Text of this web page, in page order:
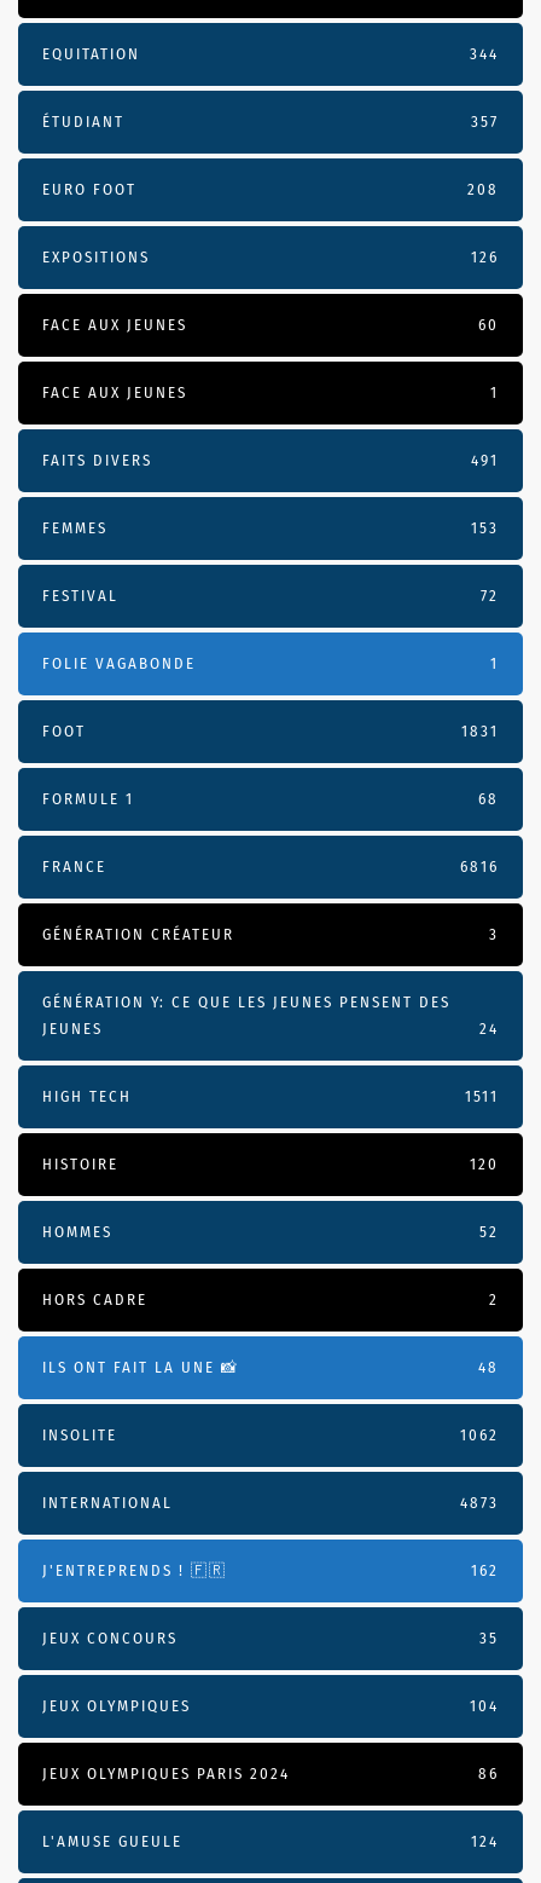
EQUITATION 344
ÉTUDIANT 357
EURO FOOT 208
EXPOSITIONS 126
FACE AUX JEUNES 60
FACE AUX JEUNES 1
FAITS DIVERS 491
FEMMES 153
FESTIVAL 72
FOLIE VAGABONDE 1
FOOT 1831
FORMULE 1 68
FRANCE 6816
GÉNÉRATION CRÉATEUR 3
GÉNÉRATION Y: CE QUE LES JEUNES PENSENT DES
JEUNES
24
HIGH TECH 1511
HISTOIRE 120
HOMMES 52
HORS CADRE 2
ILS ONT FAIT LA UNE 📸 48
INSOLITE 1062
INTERNATIONAL 4873
J'ENTREPRENDS ! 🇫🇷 162
JEUX CONCOURS 35
JEUX OLYMPIQUES 104
JEUX OLYMPIQUES PARIS 2024 86
L'AMUSE GUEULE 124